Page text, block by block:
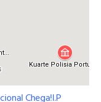
Chega!I.P